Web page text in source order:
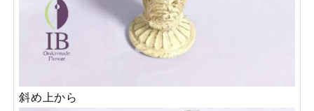
斜め上から